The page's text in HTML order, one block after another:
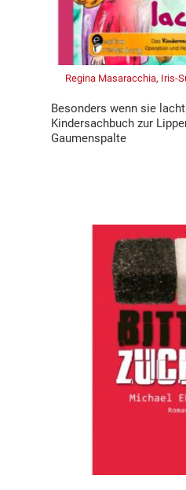
Regina Masaracchia, Iris-
Besonders wenn sie
Kindersachbuch zur
Gaumenspalte